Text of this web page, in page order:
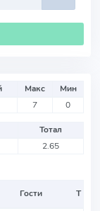
Макс
Мин
7 0
Тотал
2.65
Гости Т